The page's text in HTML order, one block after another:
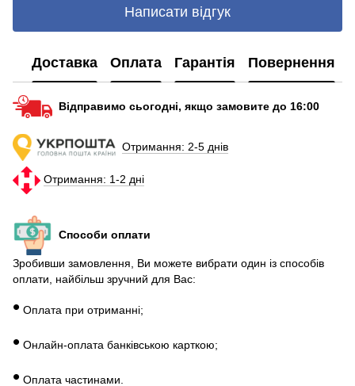
Купити часи жіночі смарт
Купити кабель type c
Повербанк на 30000 mah
Повер на 10000
50 000 power bank
Написати відгук
Доставка Оплата Гарантія Повернення
Відправимо сьогодні, якщо замовите до 16:00
Отримання: 2-5 днів
Отримання: 1-2 дні
Способи оплати
Зробивши замовлення, Ви можете вибрати один із способів
оплати, найбільш зручний для Вас:
• Оплата при отриманні;
• Онлайн-оплата банківською карткою;
• Оплата частинами.